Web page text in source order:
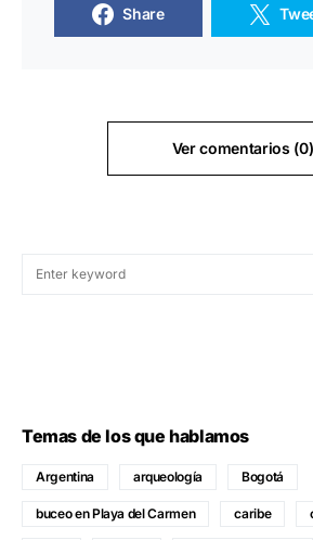
Share
Ver comentarios (0)
Temas de los que hablamos
Argentina arqueología Bogotá
buceo en Playa del Carmen caribe